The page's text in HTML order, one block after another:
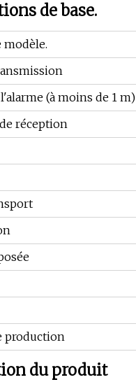
de base.
modèle.
(à moins de 1 m)
réception
production
du produit